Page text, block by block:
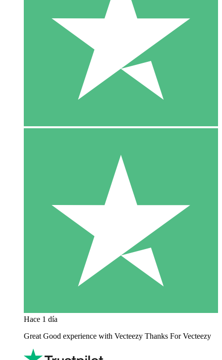
Hace 1 día
Great Good experience with Vecteezy Thanks For Vecteezy